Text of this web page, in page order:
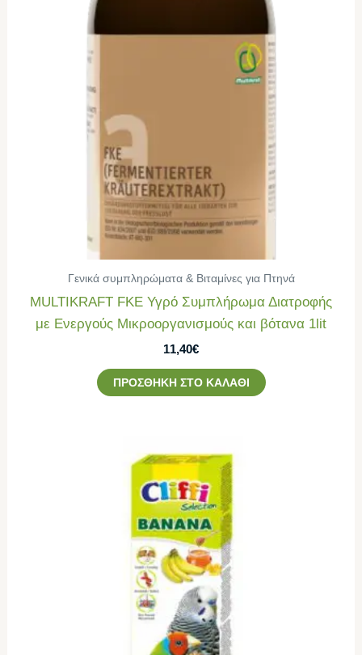
Γενικά συμπληρώματα & Βιταμίνες για Πτηνά
MULTIKRAFT FΚE Υγρό Συμπλήρωμα Διατροφής
με Ενεργούς Μικροοργανισμούς και βότανα 1lit
11,40€
ΠΡΟΣΘΉΚΗ ΣΤΟ ΚΑΛΆΘΙ